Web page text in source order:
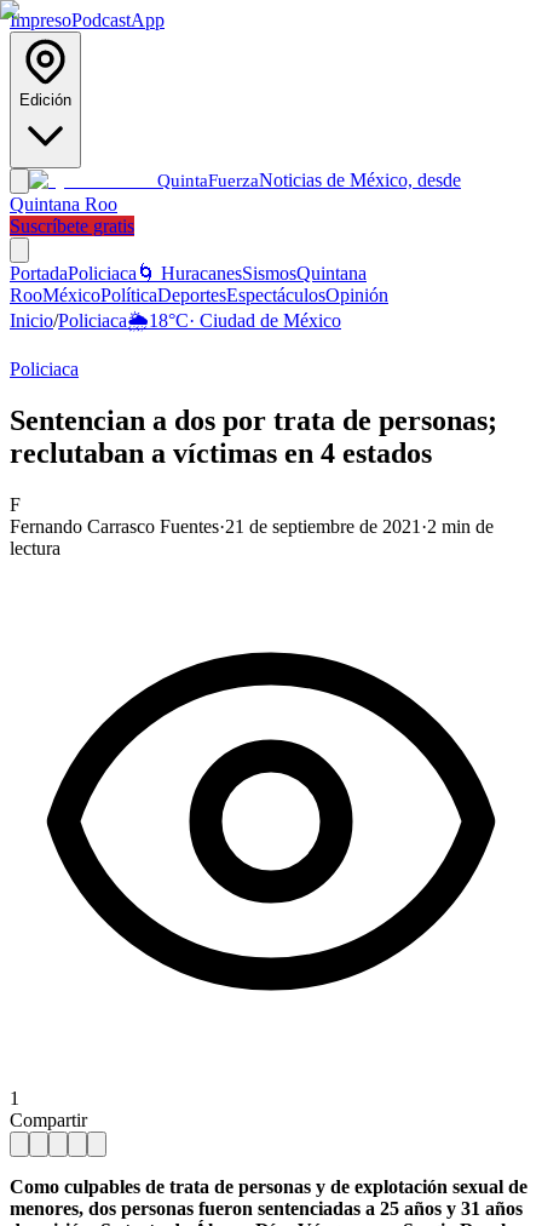
ImpresoPodcastApp
Edición
QuintaFuerzaNoticias de México, desde
Quintana Roo
Suscríbete gratis
PortadaPoliciaca 🌀 HuracanesSismosQuintana
RooMéxicoPolíticaDeportesEspectáculosOpinión
Inicio/Policiaca🌦️18°C· Ciudad de México
Policiaca
Sentencian a dos por trata de personas;
reclutaban a víctimas en 4 estados
F
Fernando Carrasco Fuentes·21 de septiembre de 2021 ·2 min de
lectura
1
Compartir
Como culpables de trata de personas y de explotación sexual de
menores, dos personas fueron sentenciadas a 25 años y 31 años